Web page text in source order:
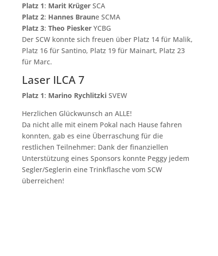
Platz 1: Marit KrügerSCA
Platz 2: Hannes Braune SCMA
Platz 3: Theo PieskerYCBG
Der SCW konnte sich freuen über Platz 14 für Malik,
Platz 16 für Santino, Platz 19 für Mainart, Platz 23
für Marc.
Laser ILCA 7
Platz 1: Marino RychlitzkiSVEW
Herzlichen Glückwunsch an ALLE!
Da nicht alle mit einem Pokal nach Hause fahren
konnten, gab es eine Überraschung für die
restlichen Teilnehmer: Dank der finanziellen
Unterstützung eines Sponsors konnte Peggy jedem
Segler/Seglerin eine Trinkflasche vom SCW
überreichen!